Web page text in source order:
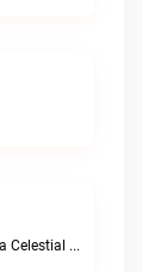
Sintonizanos las 24 horasRadio Vida Celestial live